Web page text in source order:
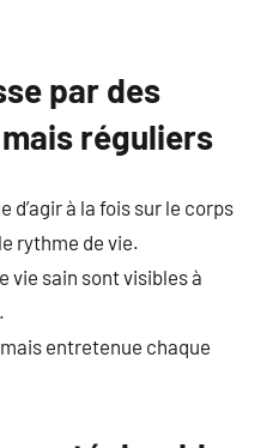
par des
réguliers
d’agir à la fois sur le corps
rythme de vie.
vie sain sont visibles à
entretenue chaque